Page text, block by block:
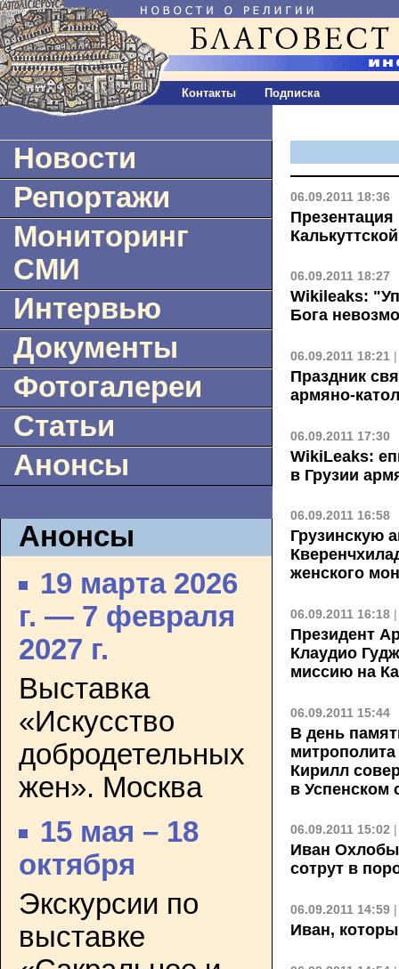
Контакты Подписка
Новости
Репортажи
Мониторинг
СМИ
Интервью
Документы
Фотогалереи
Статьи
Анонсы
Анонсы
19 марта 2026
г. — 7 февраля
2027 г.
Выставка
«Искусство
добродетельных
жен». Москва
15 мая – 18
октября
Экскурсии по
выставке
06.09.2011 18:36
Презентация
06.09.2011 18:27
Wikileaks:
Бога
06.09.2011 18:21
Праздник
армяно-
06.09.2011 17:30
WikiLeaks:
в Грузии
06.09.2011 16:58
Грузинскую
женского
06.09.2011 16:18
Президент
Клаудио
миссию на
06.09.2011 15:44
В день
Кирилл
в Успенском
06.09.2011 15:02
Иван
сотрут в
06.09.2011 14:59
Иван,